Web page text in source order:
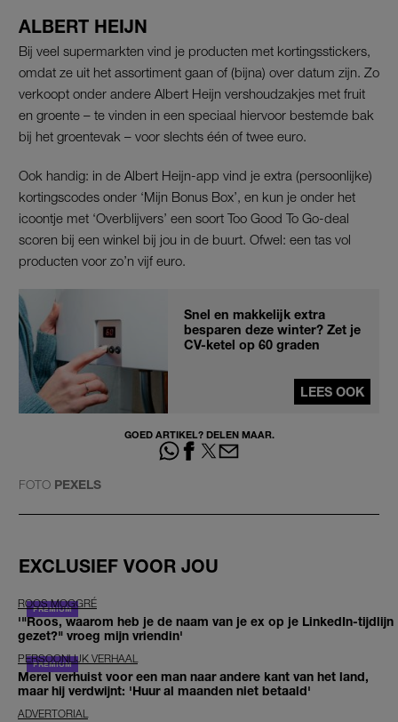
ALBERT HEIJN
Bij veel supermarkten vind je producten met kortingsstickers,
omdat ze uit het assortiment gaan of (bijna) over datum zijn. Zo
verkoopt onder andere Albert Heijn vershoudzakjes met fruit
en groente – te vinden in een speciaal hiervoor bestemde bak
bij het groentevak – voor slechts één of twee euro.
Ook handig: in de Albert Heijn-app vind je extra (persoonlijke)
kortingscodes onder ‘Mijn Bonus Box’, en kun je onder het
icoontje met ‘Overblijvers’ een soort Too Good To Go-deal
scoren bij een winkel bij jou in de buurt. Ofwel: een tas vol
producten voor zo’n vijf euro.
Snel en makkelijk extra
besparen deze winter? Zet je
CV-ketel op 60 graden
LEES OOK
GOED ARTIKEL? DELEN MAAR.
FOTO PEXELS
EXCLUSIEF VOOR JOU
ROOS MOGGRÉ
'"Roos, waarom heb je de naam van je ex op je LinkedIn-tijdlijn
gezet?" vroeg mijn vriendin'
PERSOONLIJK VERHAAL
Merel verhuist voor een man naar andere kant van het land,
maar hij verdwijnt: 'Huur al maanden niet betaald'
ADVERTORIAL